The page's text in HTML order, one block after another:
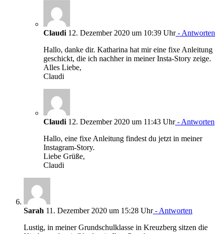
Claudi 12. Dezember 2020 um 10:39 Uhr- Antworten
Hallo, danke dir. Katharina hat mir eine fixe Anleitung
geschickt, die ich nachher in meiner Insta-Story zeige.
Alles Liebe,
Claudi
Claudi 12. Dezember 2020 um 11:43 Uhr- Antworten
Hallo, eine fixe Anleitung findest du jetzt in meiner
Instagram-Story.
Liebe Grüße,
Claudi
Sarah 11. Dezember 2020 um 15:28 Uhr- Antworten
Lustig, in meiner Grundschulklasse in Kreuzberg sitzen die